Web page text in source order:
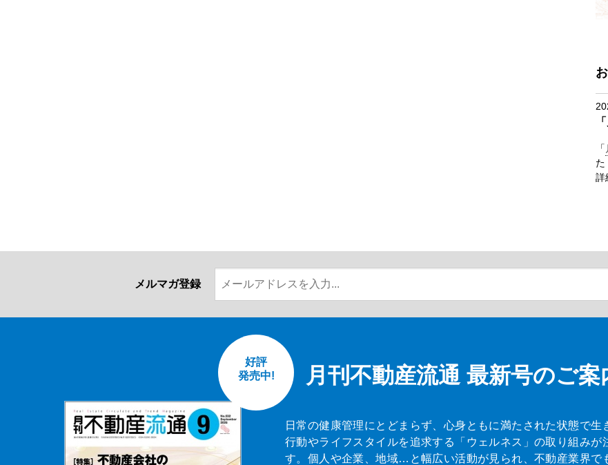
「
た
詳
メルマガ登録
月刊不動産流通 最新号のご案
好評
発売中!
日常の健康管理にとどまらず、心身ともに満たされた状態で生
行動やライフスタイルを追求する「ウェルネス」の取り組みが
す。個人や企業、地域…と幅広い活動が見られ、不動産業界で